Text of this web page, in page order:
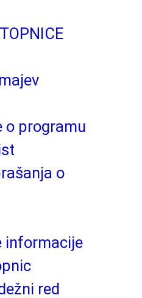
o programu
o
informacije
red